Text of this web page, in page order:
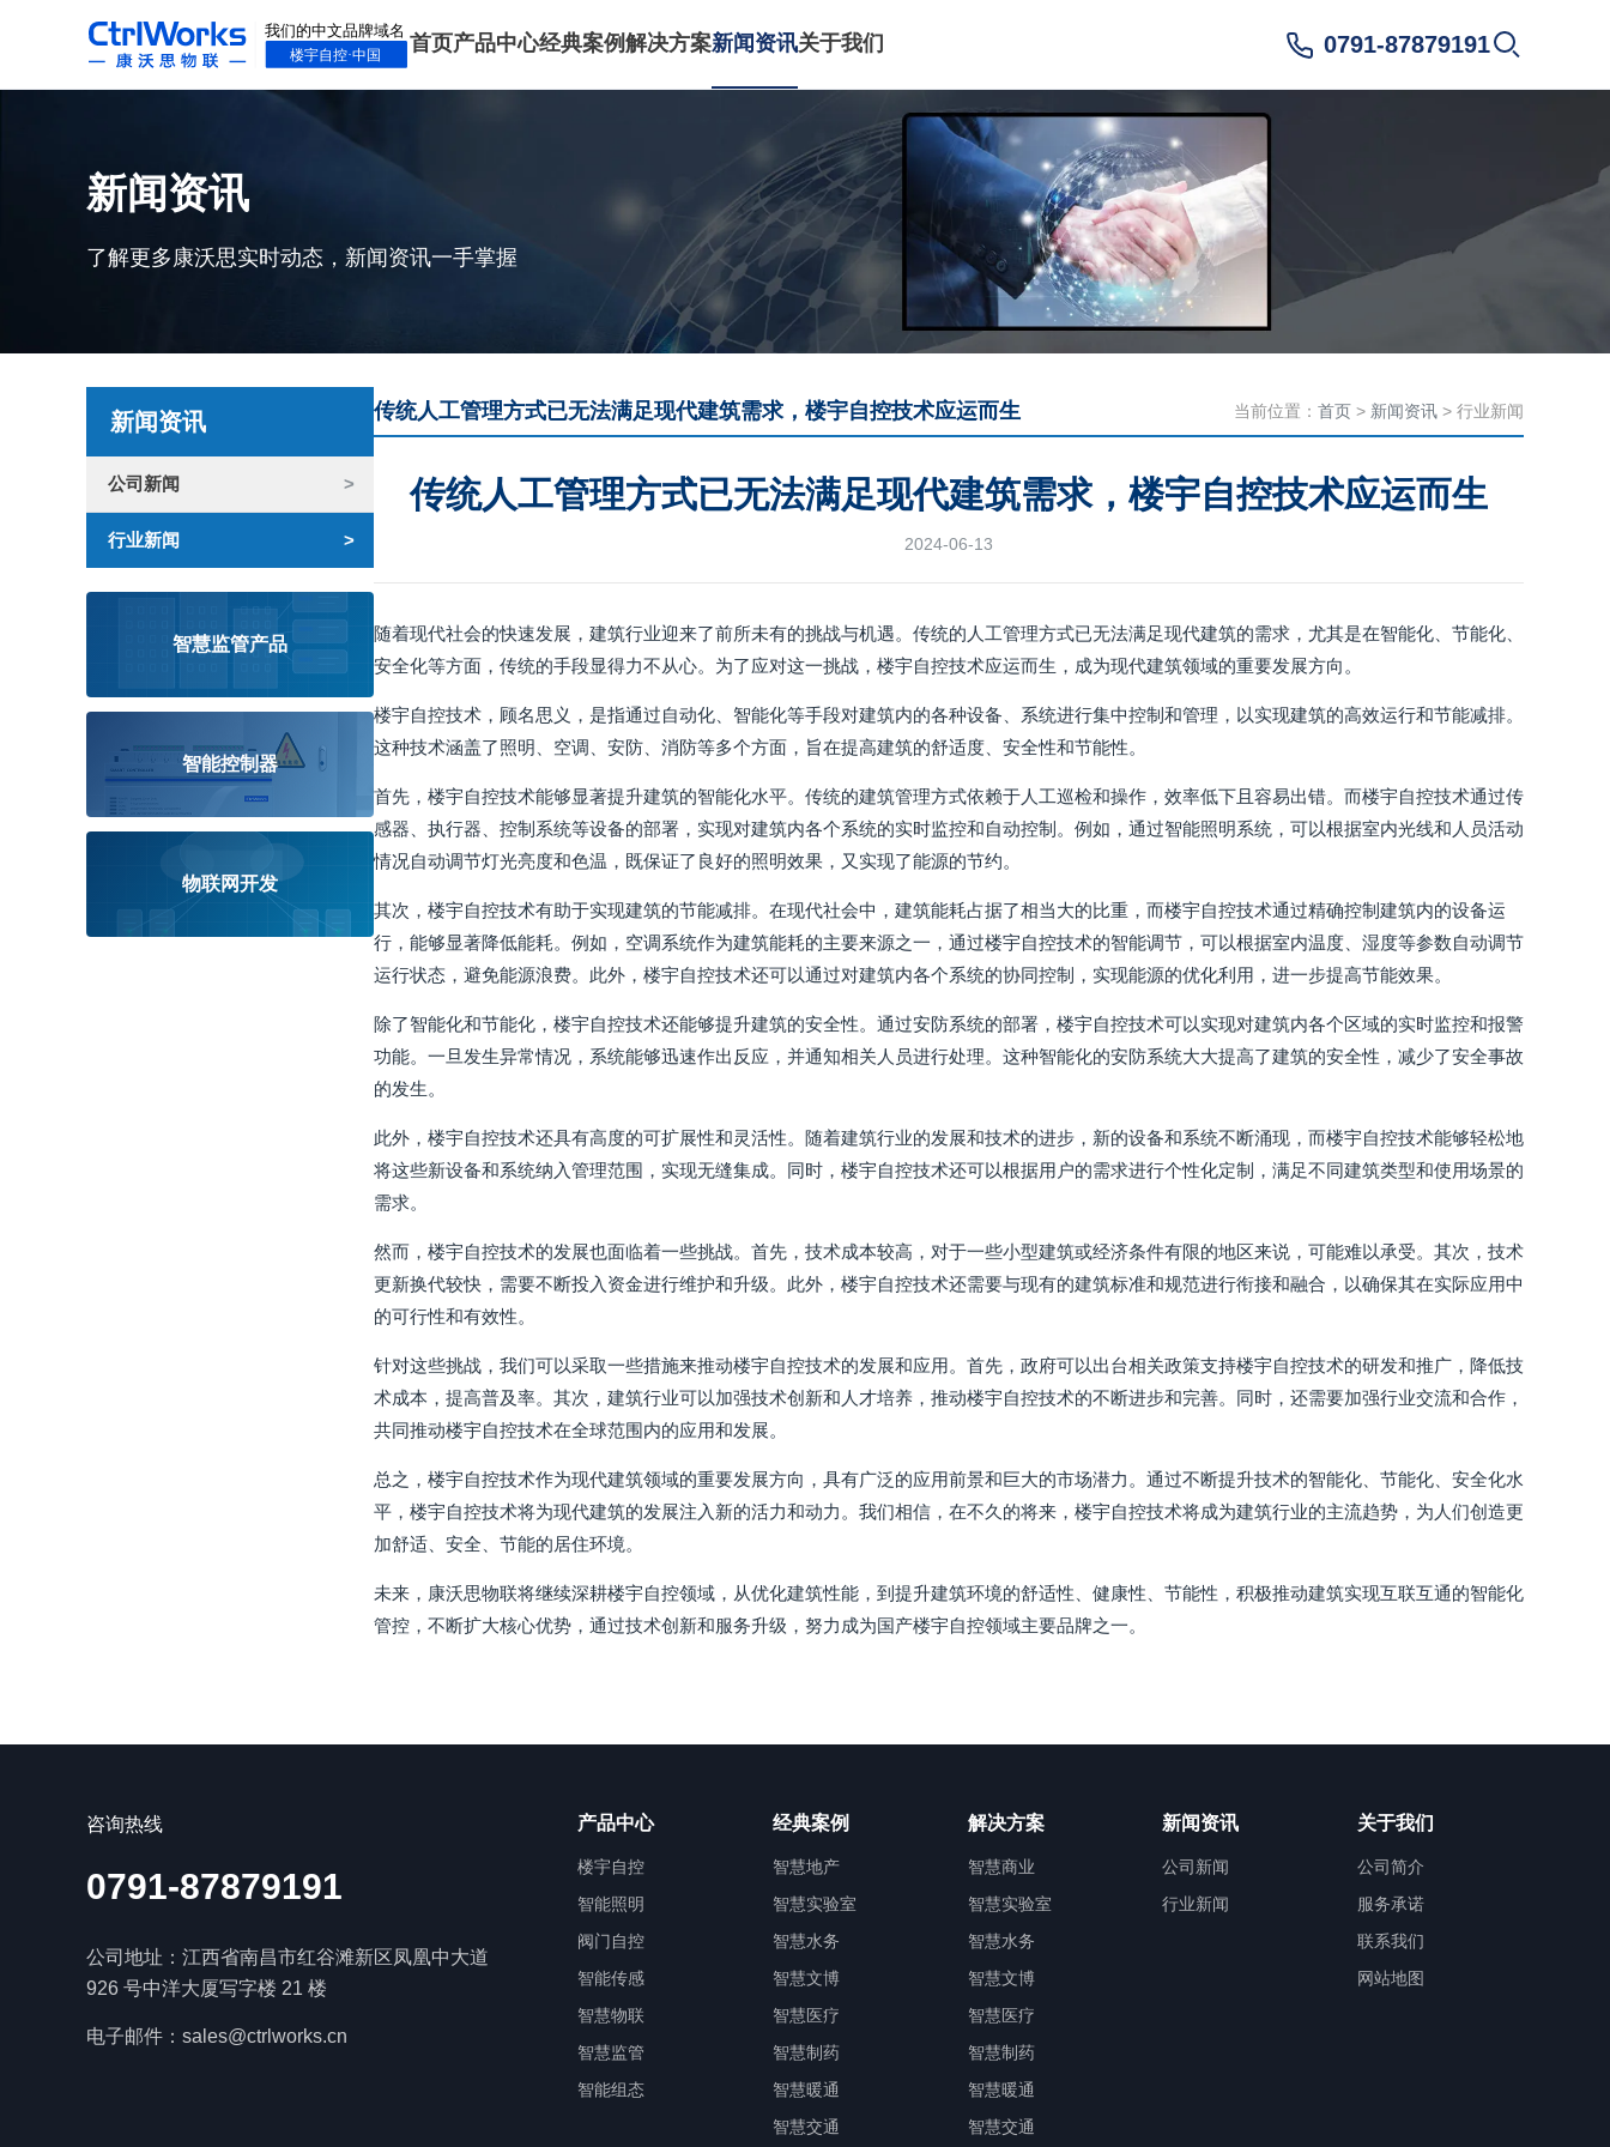
首页产品中心经典案例解决方案新闻资讯关于我们 0791-87879191
新闻资讯
了解更多康沃思实时动态，新闻资讯一手掌握
新闻资讯
公司新闻
行业新闻
智慧监管产品
智能控制器
物联网开发
传统人工管理方式已无法满足现代建筑需求，楼宇自控技术应运而生 当前位置： 首页 > 新闻资讯 > 行业新闻
传统人工管理方式已无法满足现代建筑需求，楼宇自控技术应运而生
2024-06-13
随着现代社会的快速发展，建筑行业迎来了前所未有的挑战与机遇。传统的人工管理方式已无法满足现代建筑的需求，尤其是在智能化、节能化、
安全化等方面，传统的手段显得力不从心。为了应对这一挑战，楼宇自控技术应运而生，成为现代建筑领域的重要发展方向。
楼宇自控技术，顾名思义，是指通过自动化、智能化等手段对建筑内的各种设备、系统进行集中控制和管理，以实现建筑的高效运行和节能减排。
这种技术涵盖了照明、空调、安防、消防等多个方面，旨在提高建筑的舒适度、安全性和节能性。
首先，楼宇自控技术能够显著提升建筑的智能化水平。传统的建筑管理方式依赖于人工巡检和操作，效率低下且容易出错。而楼宇自控技术通过传
感器、执行器、控制系统等设备的部署，实现对建筑内各个系统的实时监控和自动控制。例如，通过智能照明系统，可以根据室内光线和人员活动
情况自动调节灯光亮度和色温，既保证了良好的照明效果，又实现了能源的节约。
其次，楼宇自控技术有助于实现建筑的节能减排。在现代社会中，建筑能耗占据了相当大的比重，而楼宇自控技术通过精确控制建筑内的设备运
行，能够显著降低能耗。例如，空调系统作为建筑能耗的主要来源之一，通过楼宇自控技术的智能调节，可以根据室内温度、湿度等参数自动调节
运行状态，避免能源浪费。此外，楼宇自控技术还可以通过对建筑内各个系统的协同控制，实现能源的优化利用，进一步提高节能效果。
除了智能化和节能化，楼宇自控技术还能够提升建筑的安全性。通过安防系统的部署，楼宇自控技术可以实现对建筑内各个区域的实时监控和报警
功能。一旦发生异常情况，系统能够迅速作出反应，并通知相关人员进行处理。这种智能化的安防系统大大提高了建筑的安全性，减少了安全事故
的发生。
此外，楼宇自控技术还具有高度的可扩展性和灵活性。随着建筑行业的发展和技术的进步，新的设备和系统不断涌现，而楼宇自控技术能够轻松地
将这些新设备和系统纳入管理范围，实现无缝集成。同时，楼宇自控技术还可以根据用户的需求进行个性化定制，满足不同建筑类型和使用场景的
需求。
然而，楼宇自控技术的发展也面临着一些挑战。首先，技术成本较高，对于一些小型建筑或经济条件有限的地区来说，可能难以承受。其次，技术
更新换代较快，需要不断投入资金进行维护和升级。此外，楼宇自控技术还需要与现有的建筑标准和规范进行衔接和融合，以确保其在实际应用中
的可行性和有效性。
针对这些挑战，我们可以采取一些措施来推动楼宇自控技术的发展和应用。首先，政府可以出台相关政策支持楼宇自控技术的研发和推广，降低技
术成本，提高普及率。其次，建筑行业可以加强技术创新和人才培养，推动楼宇自控技术的不断进步和完善。同时，还需要加强行业交流和合作，
共同推动楼宇自控技术在全球范围内的应用和发展。
总之，楼宇自控技术作为现代建筑领域的重要发展方向，具有广泛的应用前景和巨大的市场潜力。通过不断提升技术的智能化、节能化、安全化水
平，楼宇自控技术将为现代建筑的发展注入新的活力和动力。我们相信，在不久的将来，楼宇自控技术将成为建筑行业的主流趋势，为人们创造更
加舒适、安全、节能的居住环境。
未来，康沃思物联将继续深耕楼宇自控领域，从优化建筑性能，到提升建筑环境的舒适性、健康性、节能性，积极推动建筑实现互联互通的智能化
管控，不断扩大核心优势，通过技术创新和服务升级，努力成为国产楼宇自控领域主要品牌之一。
咨询热线
0791-87879191
公司地址：江西省南昌市红谷滩新区凤凰中大道
926 号中洋大厦写字楼 21 楼
电子邮件：sales@ctrlworks.cn
产品中心
楼宇自控
智能照明
阀门自控
智能传感
智慧物联
智慧监管
智能组态
经典案例
智慧地产
智慧实验室
智慧水务
智慧文博
智慧医疗
智慧制药
智慧暖通
智慧交通
解决方案
智慧商业
智慧实验室
智慧水务
智慧文博
智慧医疗
智慧制药
智慧暖通
智慧交通
新闻资讯
公司新闻
行业新闻
关于我们
公司简介
服务承诺
联系我们
网站地图